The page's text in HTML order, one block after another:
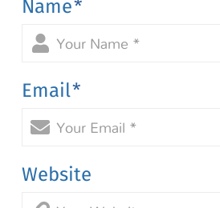
Name*
Email*
Website